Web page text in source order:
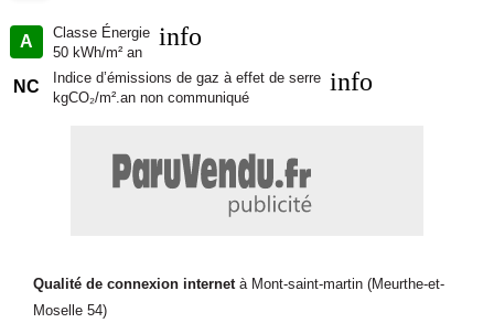
les chambres, qui sont chiffrés dans les travaux qui restent à
charge du client. Tarif modifiable sans préavis). Étiquette énergie :
A. Différents modèles disponibles pour ce terrain. Assurances et
garanties du constructeur comprises (RC professionnelle,
MAISONS HORIZON 4 rue Pierre Simon de Laplace 57070 Metz
Bien En copropriété : non
Contacter l'annonceur
A
Classe Énergie
50 kWh/m² an
info
NC
Indice d’émissions de gaz à effet de serre
kgCO₂/m².an non communiqué
info
Qualité de connexion internetà Mont-saint-martin (Meurthe-et-
Moselle 54)